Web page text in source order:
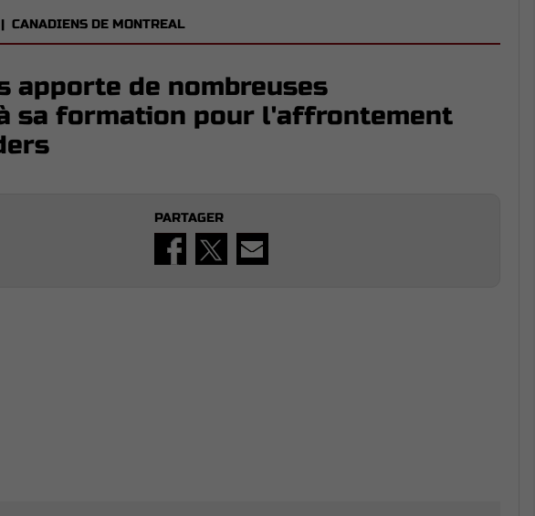
| CANADIENS DE MONTREAL
apporte de nombreuses
sa formation pour l'affrontement
PARTAGER